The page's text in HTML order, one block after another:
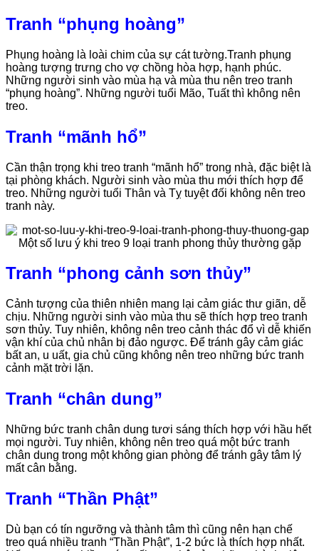
Tranh “phụng hoàng”
Phụng hoàng là loài chim của sự cát tường.Tranh phụng
hoàng tượng trưng cho vợ chồng hòa hợp, hạnh phúc.
Những người sinh vào mùa hạ và mùa thu nên treo tranh
“phụng hoàng”. Những người tuổi Mão, Tuất thì không nên
treo.
Tranh “mãnh hổ”
Cần thận trọng khi treo tranh “mãnh hổ” trong nhà, đặc biệt là
tại phòng khách. Người sinh vào mùa thu mới thích hợp để
treo. Những người tuổi Thân và Tỵ tuyệt đối không nên treo
tranh này.
Tranh “phong cảnh sơn thủy”
Cảnh tượng của thiên nhiên mang lại cảm giác thư giãn, dễ
chịu. Những người sinh vào mùa thu sẽ thích hợp treo tranh
sơn thủy. Tuy nhiên, không nên treo cảnh thác đổ vì dễ khiến
vận khí của chủ nhân bị đảo ngược. Để tránh gây cảm giác
bất an, u uất, gia chủ cũng không nên treo những bức tranh
cảnh mặt trời lặn.
Tranh “chân dung”
Những bức tranh chân dung tươi sáng thích hợp với hầu hết
mọi người. Tuy nhiên, không nên treo quá một bức tranh
chân dung trong một không gian phòng để tránh gây tâm lý
mất cân bằng.
Tranh “Thần Phật”
Dù bạn có tín ngưỡng và thành tâm thì cũng nên hạn chế
treo quá nhiều tranh “Thần Phật”, 1-2 bức là thích hợp nhất.